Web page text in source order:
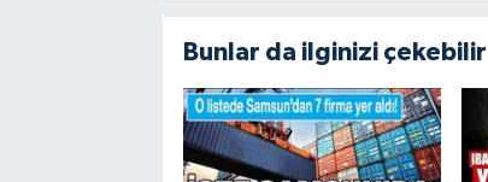
Bunlar da ilginizi çekebilir